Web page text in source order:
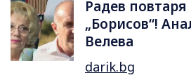
Радев
„Борисов“!
Велева
darik.bg